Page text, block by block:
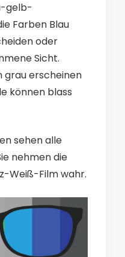
gelb-
Farben Blau
oder
Sicht.
grau erscheinen
können blass
sehen alle
nehmen die
Weiß-Film wahr.